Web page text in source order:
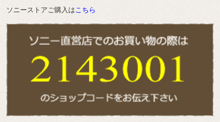
ソニーストアご購入はこちら